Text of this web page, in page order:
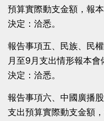
預算實際動支金額，報本
決定：洽悉。
報告事項五、民族、民
月至9月支出情形報本會
決定：洽悉。
報告事項六、中國廣播
支出預算實際動支金額，